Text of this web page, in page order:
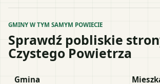
GMINY W TYM SAMYM POWIECIE
Sprawdź pobliskie
Czystego Powietrza
Gmina